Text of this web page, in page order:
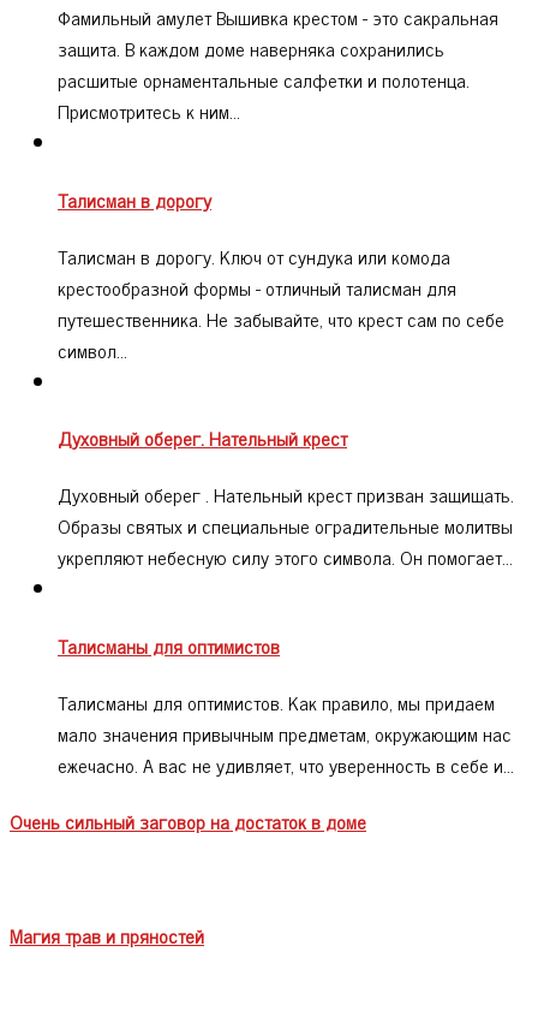
Фамильный амулет Вышивка крестом - это сакральная
защита. В каждом доме наверняка сохранились
расшитые орнаментальные салфетки и полотенца.
Присмотритесь к ним…
Талисман в дорогу
Талисман в дорогу. Ключ от сундука или комода
крестообразной формы - отличный талисман для
путешественника. Не забывайте, что крест сам по себе
символ…
Духовный оберег. Нательный крест
Духовный оберег . Нательный крест призван защищать.
Образы святых и специальные оградительные молитвы
укрепляют небесную силу этого символа. Он помогает…
Талисманы для оптимистов
Талисманы для оптимистов. Как правило, мы придаем
мало значения привычным предметам, окружающим нас
ежечасно. А вас не удивляет, что уверенность в себе и…
Очень сильный заговор на достаток в доме
Магия трав и пряностей